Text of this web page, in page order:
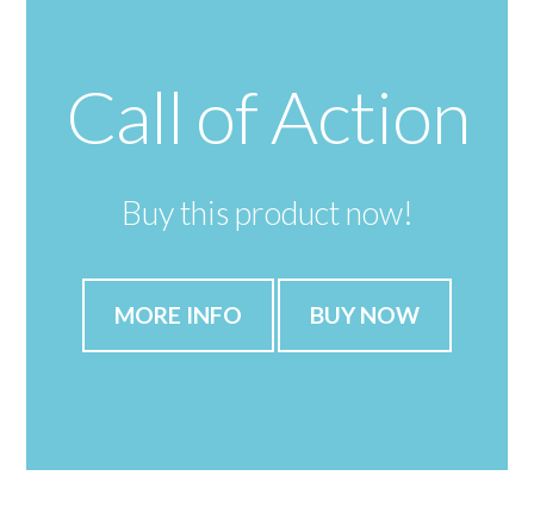
Call of Action
Buy this product now!
MORE INFO BUY NOW